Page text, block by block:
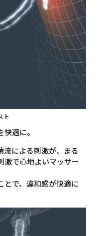
ト
適に。
流による刺激が、まる
激で心地よいマッサー
とで、違和感が快適に